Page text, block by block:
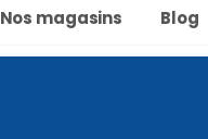
Nos magasins Blog